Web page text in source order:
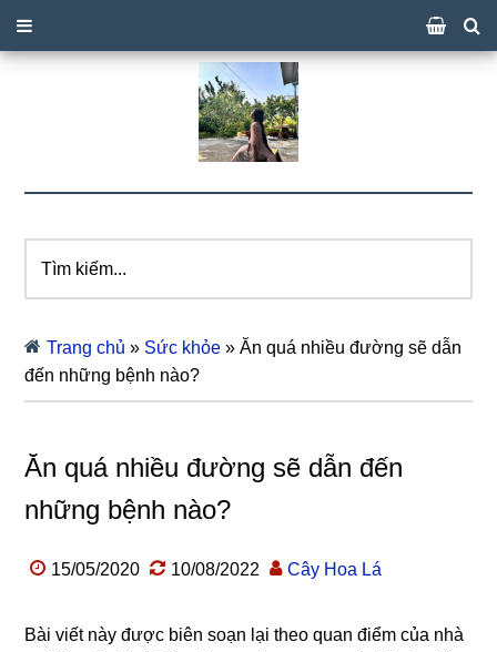
kiếm...
Trang chủ » Sức khỏe »Ăn quá nhiều đường sẽ dẫn
đến những bệnh nào?
Ăn quá nhiều đường sẽ dẫn đến
những bệnh nào?
15/05/2020 10/08/2022 Cây Hoa Lá
Bài viết này được biên soạn lại theo quan điểm của nhà